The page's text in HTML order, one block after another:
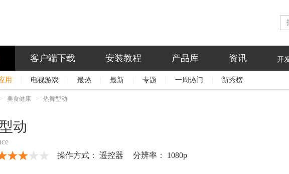
客户端下载 安装教程 产品库 资讯 开
用 电视游戏 最热 最新 专题 一周热门 新秀榜
美食健康 热舞型动
动
操作方式： 遥控器 分辨率： 1080p